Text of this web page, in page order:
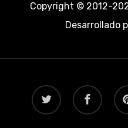
Copyright © 2012-
Desarrollado
twitter facebook